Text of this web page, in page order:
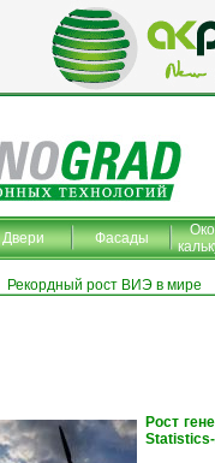
Двери Фасады
Рекордный рост ВИЭ в мире
Рост